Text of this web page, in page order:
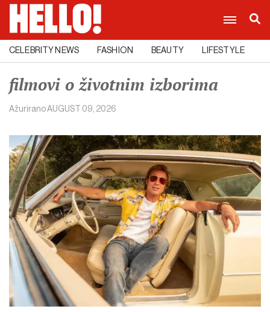
CELEBRITY NEWS FASHION BEAUTY LIFESTYLE
filmovi o životnim izborima
AžuriranoAUGUST 09, 2026